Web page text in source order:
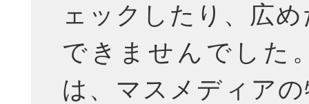
ェックしたり、広
できませんでした
は、マスメディア